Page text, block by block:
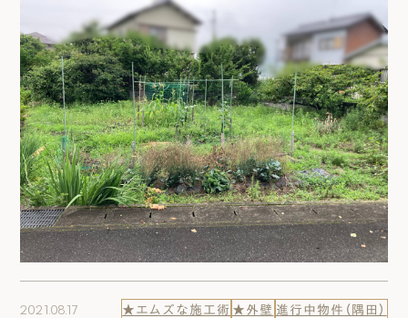
2021.08.17 ★エムズな施工術 ★外壁 進行中物件（隅田）